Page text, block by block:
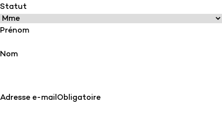
Statut
Prénom
Nom
Adresse e-mailObligatoire